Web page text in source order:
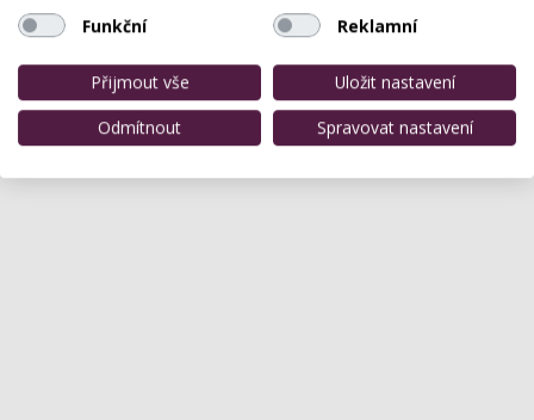
Funkční
Reklamní
Přijmout vše
Uložit nastavení
Odmítnout
Spravovat nastavení